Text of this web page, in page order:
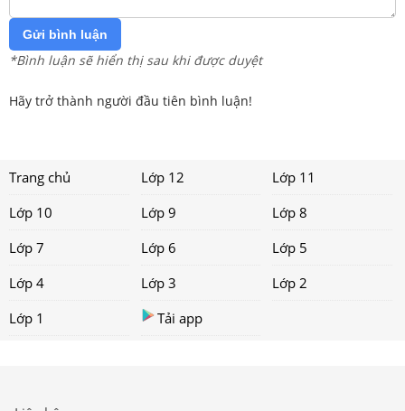
Gửi bình luận
*Bình luận sẽ hiển thị sau khi được duyệt
Hãy trở thành người đầu tiên bình luận!
Trang chủ Lớp 12
Lớp 11
Lớp 10
Lớp 9
Lớp 8
Lớp 7
Lớp 6
Lớp 5
Lớp 4
Lớp 3
Lớp 2
Lớp 1
Tải app